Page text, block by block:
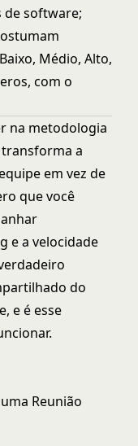
de software;
Médio, Alto,
com o
na metodologia
transforma a
em vez de
que você
e a velocidade
do
e é esse
Reunião